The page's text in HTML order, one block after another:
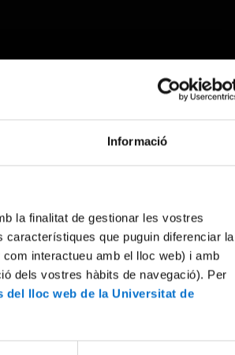
Informació
la finalitat de gestionar les vostres
que puguin diferenciar la
interactueu amb el lloc web) i amb
dels vostres hàbits de navegació). Per
del lloc web de la Universitat de